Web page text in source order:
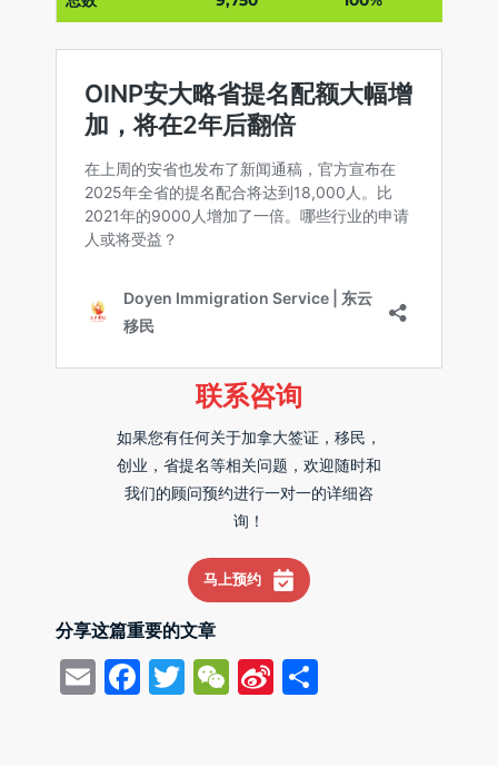
联系咨询
如果您有任何关于加拿大签证，移民，
创业，省提名等相关问题，欢迎随时和
我们的顾问预约进行一对一的详细咨
询！
马上预约
分享这篇重要的文章
EmailFacebook
Twitter
WeChat
Sina